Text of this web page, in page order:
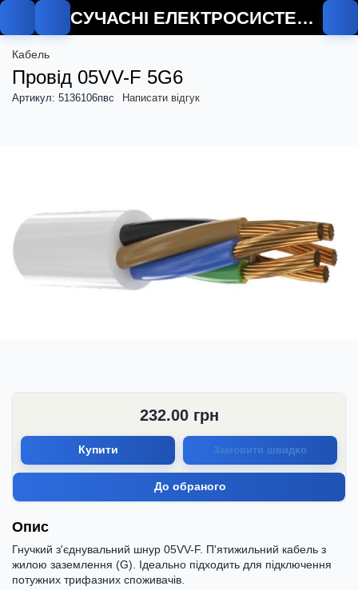
СУЧАСНІ ЕЛЕКТРОСИСТЕМИ
Кабель
Провід 05VV-F 5G6
Артикул: 5136106пвс Написати відгук
232.00грн
Купити Замовити швидко
До обраного
Опис
Гнучкий з'єднувальний шнур 05VV-F. П'ятижильний кабель з
жилою заземлення (G). Ідеально підходить для підключення
потужних трифазних споживачів.